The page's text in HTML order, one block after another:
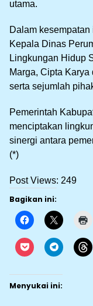
utama.
Dalam
Kepala Dinas
Lingkungan Hidup
Marga, Cipta
serta sejumlah
Pemerintah
menciptakan
sinergi antara
(*)
Post Views: 249
Bagikan ini:
Menyukai ini: